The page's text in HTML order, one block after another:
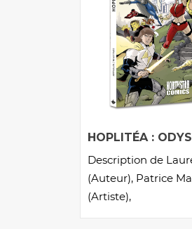
HOPLITÉA :
Description de
(Auteur), Patrice
(Artiste),